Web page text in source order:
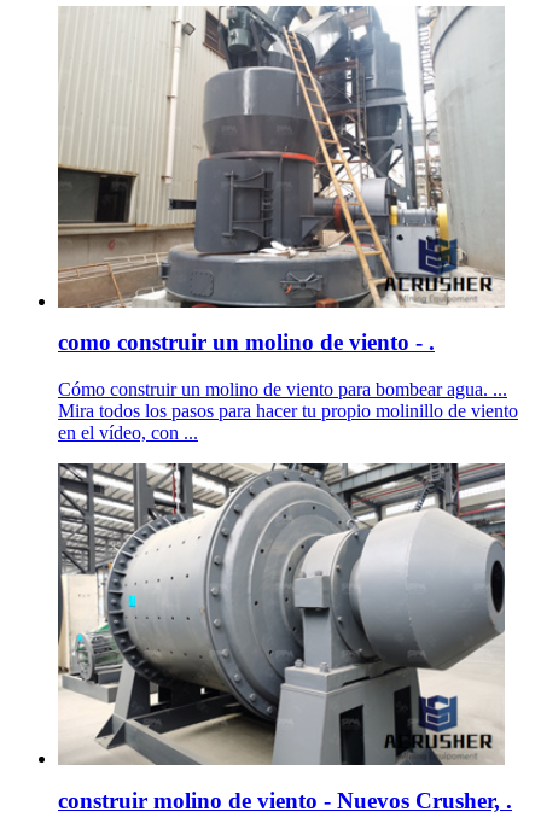
como construir un molino de viento - .
Cómo construir un molino de viento para bombear agua. ...
Mira todos los pasos para hacer tu propio molinillo de viento
en el vídeo, con ...
construir molino de viento - Nuevos Crusher, .